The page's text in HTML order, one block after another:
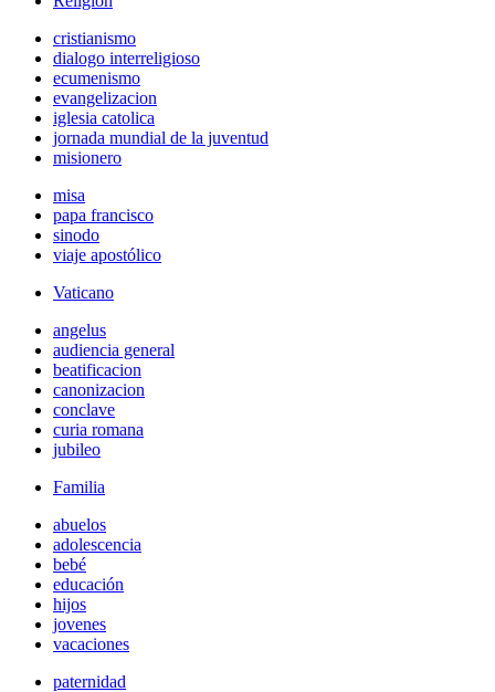
cristianismo
dialogo interreligioso
ecumenismo
evangelizacion
iglesia catolica
jornada mundial de la juventud
misionero
misa
papa francisco
sinodo
viaje apostólico
Vaticano
angelus
audiencia general
beatificacion
canonizacion
conclave
curia romana
jubileo
Familia
abuelos
adolescencia
bebé
educación
hijos
jovenes
vacaciones
paternidad